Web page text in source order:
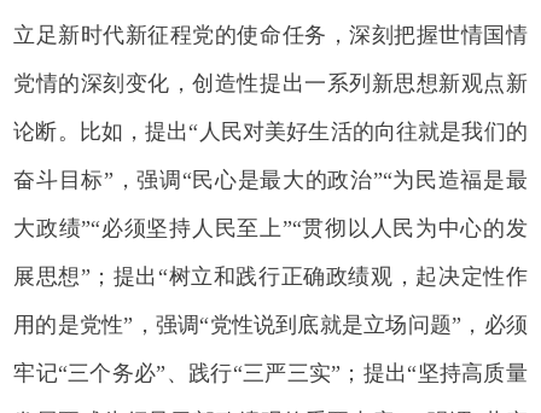
立足新时代新征程党的使命任务，深刻把握世情国情
党情的深刻变化，创造性提出一系列新思想新观点新
论断。比如，提出“人民对美好生活的向往就是我们的
奋斗目标”，强调“民心是最大的政治”“为民造福是最
大政绩”“必须坚持人民至上”“贯彻以人民为中心的发
展思想”；提出“树立和践行正确政绩观，起决定性作
用的是党性”，强调“党性说到底就是立场问题”，必须
牢记“三个务必”、践行“三严三实”；提出“坚持高质量